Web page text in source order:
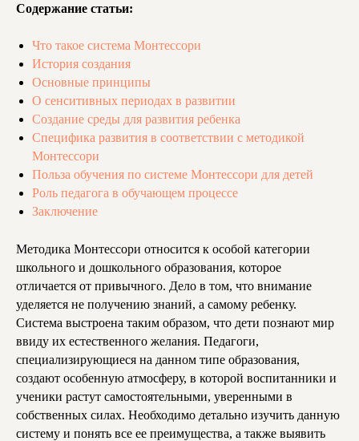
Содержание статьи:
Что такое система Монтессори
История создания
Основные принципы
О сенситивных периодах в развитии
Создание среды для развития ребенка
Специфика развития в соответствии с методикой
Монтессори
Польза обучения по системе Монтессори для детей
Роль педагога в обучающем процессе
Заключение
Методика Монтессори относится к особой категории
школьного и дошкольного образования, которое
отличается от привычного. Дело в том, что внимание
уделяется не получению знаний, а самому ребенку.
Система выстроена таким образом, что дети познают мир
ввиду их естественного желания. Педагоги,
специализирующиеся на данном типе образования,
создают особенную атмосферу, в которой воспитанники и
ученики растут самостоятельными, уверенными в
собственных силах. Необходимо детально изучить данную
систему и понять все ее преимущества, а также выявить